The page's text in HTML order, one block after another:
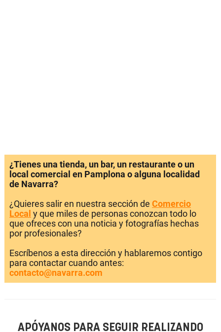
¿Tienes una tienda, un bar, un restaurante o un
local comercial en Pamplona o alguna localidad
de Navarra?
¿Quieres salir en nuestra sección de Comercio
Local y que miles de personas conozcan todo lo
que ofreces con una noticia y fotografías hechas
por profesionales?
Escríbenos a esta dirección y hablaremos contigo
para contactar cuando antes:
contacto@navarra.com
APÓYANOS PARA SEGUIR REALIZANDO